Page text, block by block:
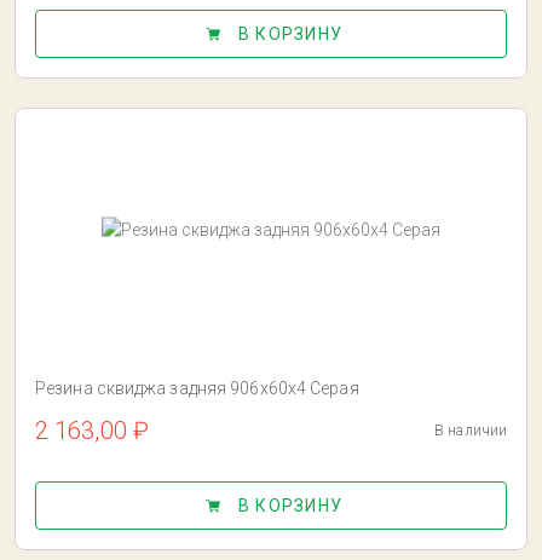
В КОРЗИНУ
Резина сквиджа задняя 906x60x4 Серая
2 163,00 ₽ В наличии
В КОРЗИНУ